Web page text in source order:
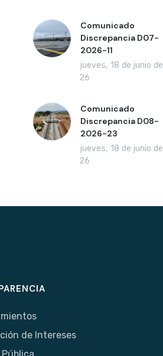
Comunicado
Discrepancia D07-
2026-11
jueves, 18 de junio de
2026
Comunicado
Discrepancia D08-
2026-23
jueves, 18 de junio de
2026
de Intereses